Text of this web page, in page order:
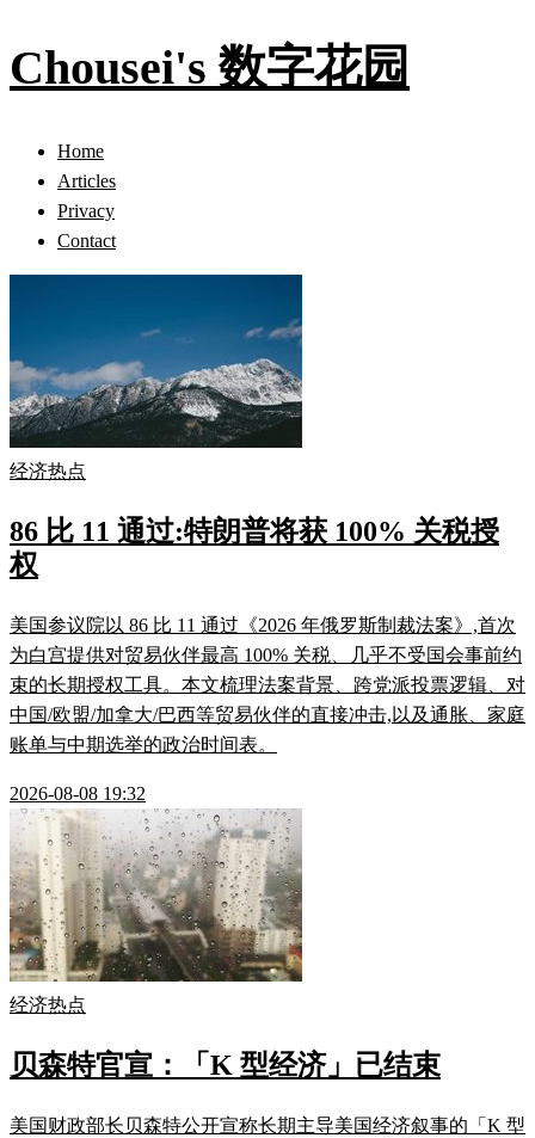
Chousei's 数字花园
Home
Articles
Privacy
Contact
经济热点
86 比 11 通过:特朗普将获 100% 关税授
权
美国参议院以 86 比 11 通过《2026 年俄罗斯制裁法案》,首次
为白宫提供对贸易伙伴最高 100% 关税、几乎不受国会事前约
束的长期授权工具。本文梳理法案背景、跨党派投票逻辑、对
中国/欧盟/加拿大/巴西等贸易伙伴的直接冲击,以及通胀、家庭
账单与中期选举的政治时间表。
2026-08-08 19:32
经济热点
贝森特官宣：「K 型经济」已结束
美国财政部长贝森特公开宣称长期主导美国经济叙事的「K 型